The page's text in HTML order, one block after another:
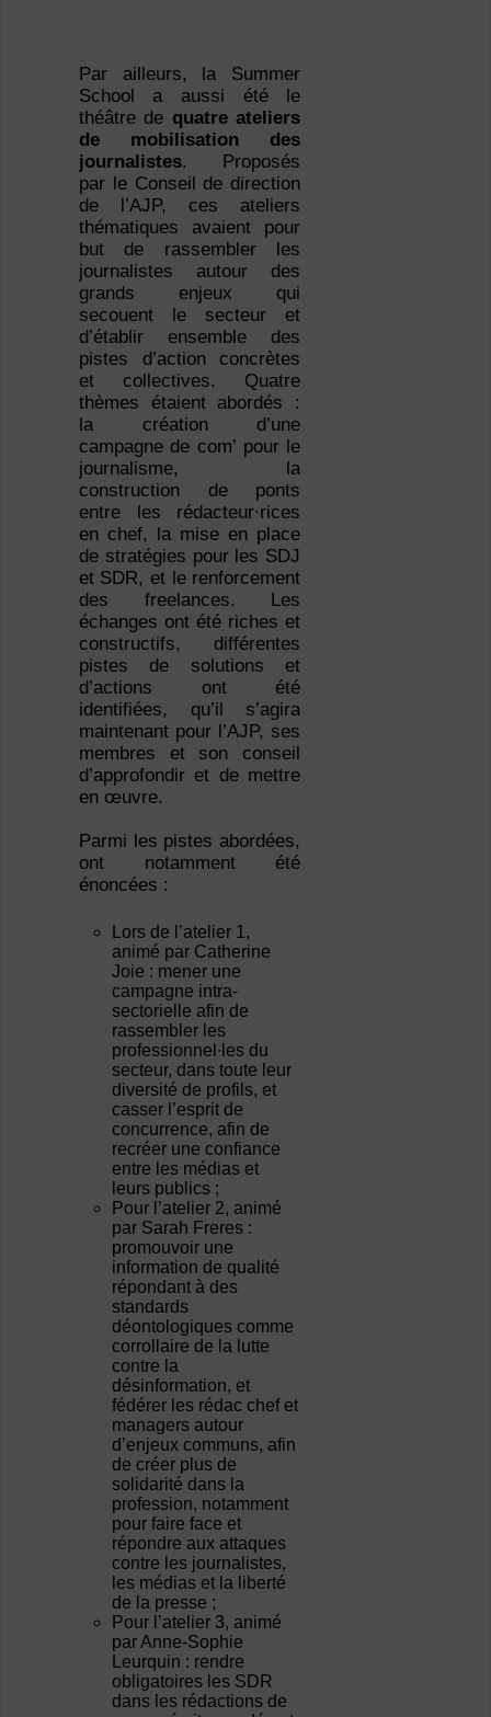
Par ailleurs, la Summer
School a aussi été le
théâtre de quatre ateliers
de mobilisation des
journalistes. Proposés
par le Conseil de direction
de l’AJP, ces ateliers
thématiques avaient pour
but de rassembler les
journalistes autour des
grands enjeux qui
secouent le secteur et
d’établir ensemble des
pistes d’action concrètes
et collectives. Quatre
thèmes étaient abordés :
la création d’une
campagne de com’ pour le
journalisme, la
construction de ponts
entre les rédacteur∙rices
en chef, la mise en place
de stratégies pour les SDJ
et SDR, et le renforcement
des freelances. Les
échanges ont été riches et
constructifs, différentes
pistes de solutions et
d’actions ont été
identifiées, qu’il s’agira
maintenant pour l’AJP, ses
membres et son conseil
d’approfondir et de mettre
en œuvre.
Parmi les pistes abordées,
ont notamment été
énoncées :
Lors de l’atelier 1,
animé par Catherine
Joie : mener une
campagne intra-
sectorielle afin de
rassembler les
professionnel∙les du
secteur, dans toute leur
diversité de profils, et
casser l’esprit de
concurrence, afin de
recréer une confiance
entre les médias et
leurs publics ;
Pour l’atelier 2, animé
par Sarah Freres :
promouvoir une
information de qualité
répondant à des
standards
déontologiques comme
corrollaire de la lutte
contre la
désinformation, et
fédérer les rédac chef et
managers autour
d’enjeux communs, afin
de créer plus de
solidarité dans la
profession, notamment
pour faire face et
répondre aux attaques
contre les journalistes,
les médias et la liberté
de la presse ;
Pour l’atelier 3, animé
par Anne-Sophie
Leurquin : rendre
obligatoires les SDR
dans les rédactions de